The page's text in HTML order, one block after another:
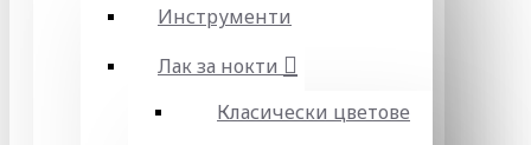
Инструменти
Лак за нокти
Класически цветове